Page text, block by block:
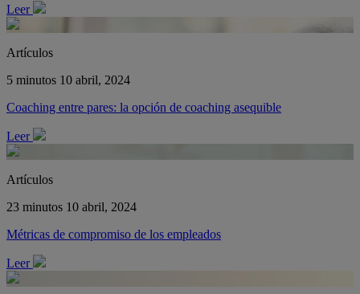
Leer
Artículos
5 minutos 10 abril, 2024
Coaching entre pares: la opción de coaching asequible
Leer
Artículos
23 minutos 10 abril, 2024
Métricas de compromiso de los empleados
Leer